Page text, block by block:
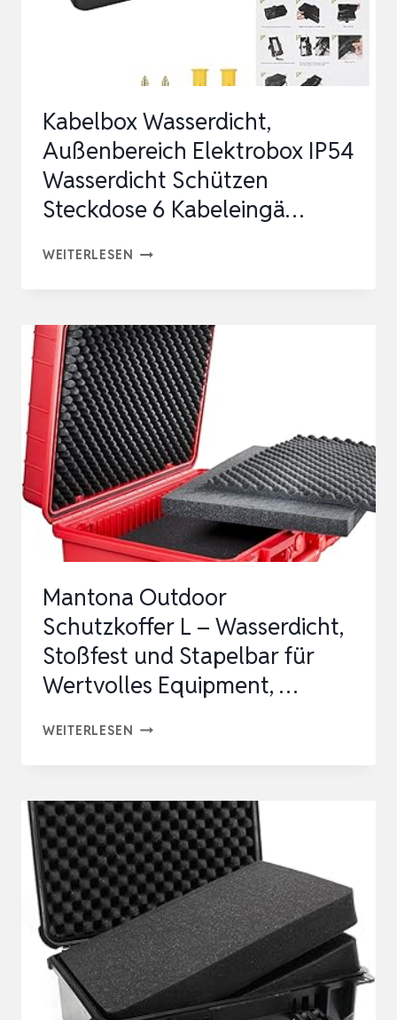
Kabelbox Wasserdicht,
Außenbereich Elektrobox IP54
Wasserdicht Schützen
Steckdose 6 Kabeleingä…
WEITERLESEN KABELBOX
LEKTROBOX I
P54 W
ASSERDICHT S
CHÜTZEN S
TECKDOSE 6
K
ABELEINGÄ…
Mantona Outdoor
Schutzkoffer L – Wasserdicht,
Stoßfest und Stapelbar für
Wertvolles Equipment, …
WEITERLESEN MANTONA
L
–
WASSERDICHT,
STOSSFEST U
ND S
TAPELBAR F
ÜR W
ERTVOLLES E